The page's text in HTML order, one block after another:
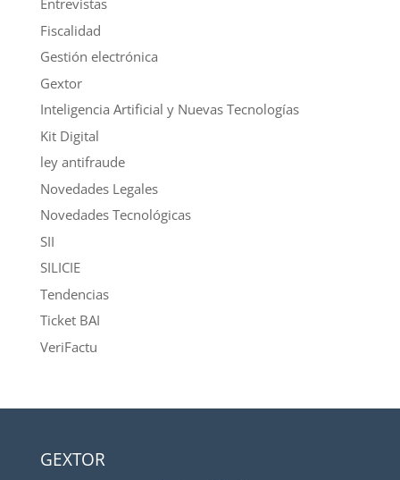
Entrevistas
Fiscalidad
Gestión electrónica
Gextor
Inteligencia Artificial y Nuevas Tecnologías
Kit Digital
ley antifraude
Novedades Legales
Novedades Tecnológicas
SII
SILICIE
Tendencias
Ticket BAI
VeriFactu
GEXTOR